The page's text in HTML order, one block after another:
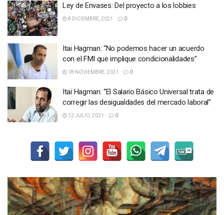
Ley de Envases: Del proyecto a los lobbies
8 DICIEMBRE, 2021 0
Itai Hagman: “No podemos hacer un acuerdo
con el FMI que implique condicionalidades”
18 NOVIEMBRE, 2021 0
Itai Hagman: “El Salario Básico Universal trata de
corregir las desigualdades del mercado laboral”
12 JULIO, 2021 0